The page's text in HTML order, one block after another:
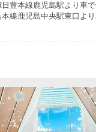
日豊本線鹿児島駅より車
線鹿児島中央駅東口よ